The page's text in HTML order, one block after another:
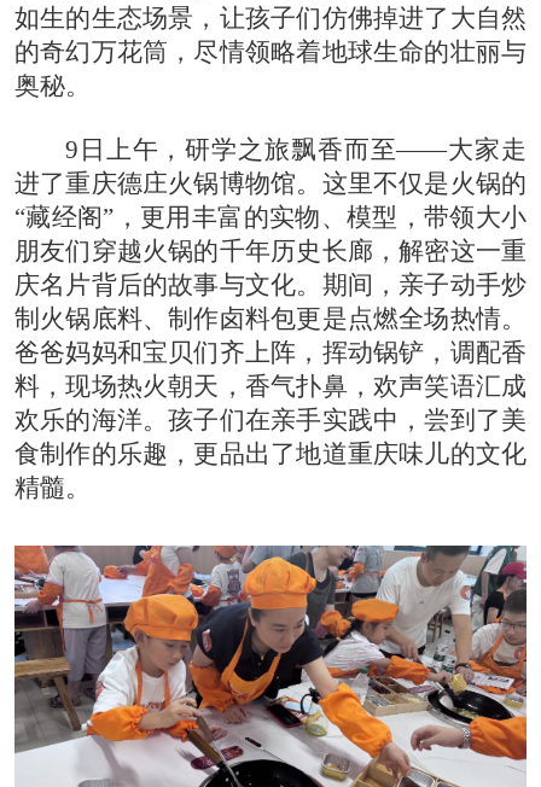
如生的生态场景，让孩子们仿佛掉进了大自然
的奇幻万花筒，尽情领略着地球生命的壮丽与
奥秘。
9日上午，研学之旅飘香而至——大家走
进了重庆德庄火锅博物馆。这里不仅是火锅的
“藏经阁”，更用丰富的实物、模型，带领大小
朋友们穿越火锅的千年历史长廊，解密这一重
庆名片背后的故事与文化。期间，亲子动手炒
制火锅底料、制作卤料包更是点燃全场热情。
爸爸妈妈和宝贝们齐上阵，挥动锅铲，调配香
料，现场热火朝天，香气扑鼻，欢声笑语汇成
欢乐的海洋。孩子们在亲手实践中，尝到了美
食制作的乐趣，更品出了地道重庆味儿的文化
精髓。